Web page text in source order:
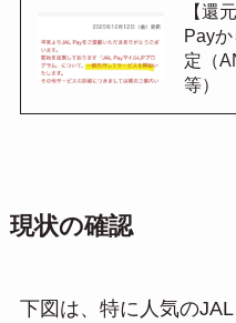
【還
Pay
定（
等）
現状の確認
下図は、特に人気の